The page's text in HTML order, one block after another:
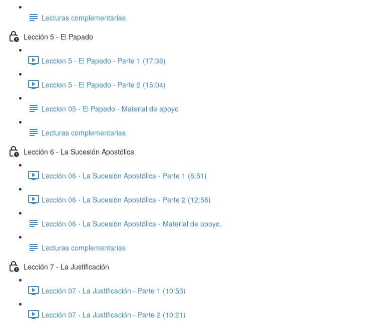
Lecturas complementarias
Lección 5 - El Papado
Leccion 5 - El Papado - Parte 1 (17:36)
Leccion 5 - El Papado - Parte 2 (15:04)
Leccion 05 - El Papado - Material de apoyo
Lecturas complementarias
Lección 6 - La Sucesión Apostólica
Lección 06 - La Sucesión Apostólica - Parte 1 (8:51)
Lección 06 - La Sucesión Apostólica - Parte 2 (12:58)
Lección 06 - La Sucesión Apostólica - Material de apoyo.
Lecturas complementarias
Lección 7 - La Justificación
Lección 07 - La Justificación - Parte 1 (10:53)
Lección 07 - La Justificación - Parte 2 (10:21)